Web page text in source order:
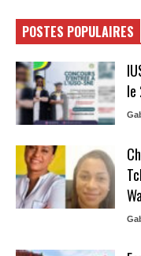
POSTES POPULAIRES
le